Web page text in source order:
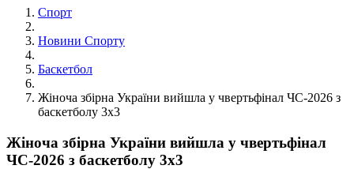
Спорт
Новини Спорту
Баскетбол
Жіноча збірна України вийшла у чвертьфінал ЧС-2026 з
баскетболу 3х3
Жіноча збірна України вийшла у чвертьфінал
ЧС-2026 з баскетболу 3х3